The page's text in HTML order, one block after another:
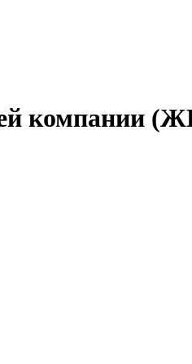
компании